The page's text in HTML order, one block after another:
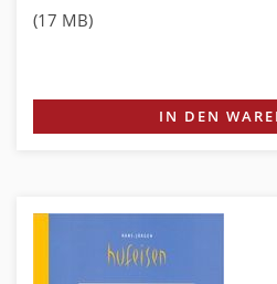
(17 MB)
IN DEN